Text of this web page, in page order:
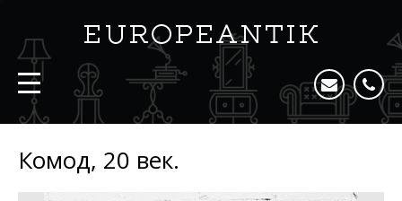
Комод, 20 век.